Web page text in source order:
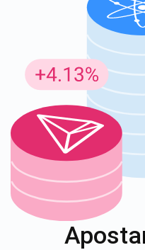
1000.000
Confira
Inscreva-se
Seja o primeiro a
projeto e